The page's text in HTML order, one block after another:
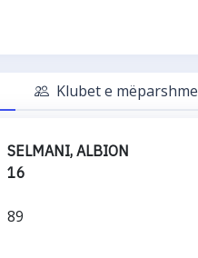
Klubet e mëparshme
SELMANI, ALBION
16
89